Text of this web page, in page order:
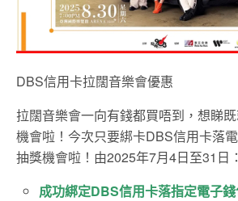
DBS信用卡拉闊音樂會優惠
拉闊音樂會一向有錢都買唔到，想睇
機會啦！今次只要綁卡DBS信用卡落
抽獎機會啦！由2025年7月4日至31日：
成功綁定DBS信用卡落指定電子